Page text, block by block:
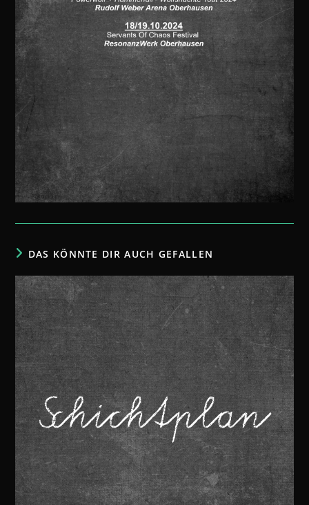
DAS KÖNNTE DIR AUCH GEFALLEN